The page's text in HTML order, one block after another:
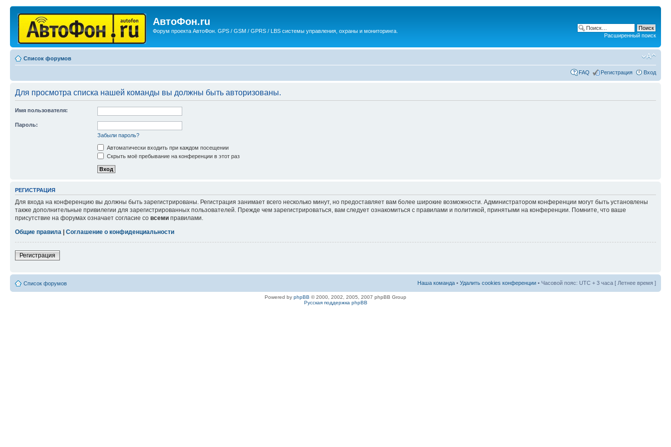
АвтоФон.ru
Форум проекта АвтоФон. GPS / GSM / GPRS / LBS системы управления, охраны и мониторинга.
Расширенный поиск
Список форумов
FAQ Регистрация Вход
Для просмотра списка нашей команды вы должны быть авторизованы.
Имя пользователя:
Пароль:
Забыли пароль?
Автоматически входить при каждом посещении
Скрыть моё пребывание на конференции в этот раз
РЕГИСТРАЦИЯ
Для входа на конференцию вы должны быть зарегистрированы. Регистрация занимает всего несколько минут, но предоставляет вам более широкие возможности. Администратором конференции могут быть установлены
также дополнительные привилегии для зарегистрированных пользователей. Прежде чем зарегистрироваться, вам следует ознакомиться с правилами и политикой, принятыми на конференции. Помните, что ваше
присутствие на форумах означает согласие со всеми правилами.
Общие правила | Соглашение о конфиденциальности
Регистрация
Список форумов Наша команда • Удалить cookies конференции • Часовой пояс: UTC + 3 часа [ Летнее время ]
Powered by phpBB © 2000, 2002, 2005, 2007 phpBB Group
Русская поддержка phpBB